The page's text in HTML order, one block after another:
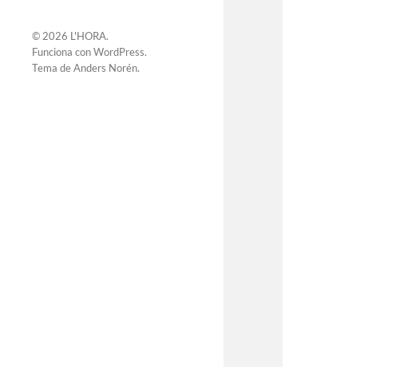
© 2026 L'HORA.
Funciona conWordPress.
Tema deAnders Norén.